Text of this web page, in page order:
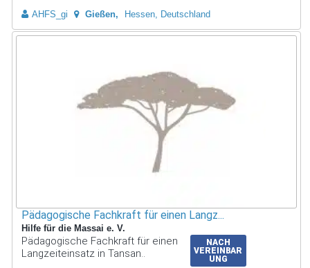
AHFS_gi Gießen Hessen, Deutschland
Pädagogische Fachkraft für einen Langz...
Hilfe für die Massai e. V.
NACH
VEREINBAR
UNG
Pädagogische Fachkraft für einen
Langzeiteinsatz in Tansan..